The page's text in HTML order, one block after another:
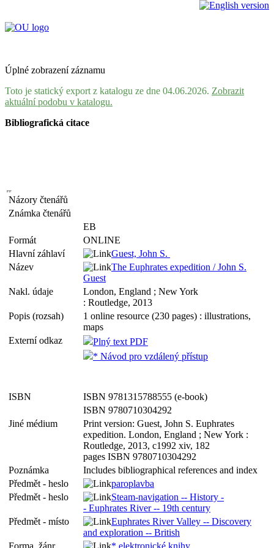
Úplné zobrazení záznamu
Toto je statický export z katalogu ze dne 04.06.2026. Zobrazit
aktuální podobu v katalogu.
Bibliografická citace
Názory čtenářů
Známka čtenářů
EB
Formát
ONLINE
Hlavní záhlaví
Guest, John S.
Název
The Euphrates expedition / John S.
Guest
Nakl. údaje
London, England ; New York
: Routledge, 2013
Popis (rozsah)
1 online resource (230 pages) : illustrations,
maps
Externí odkaz
Plný text PDF
* Návod pro vzdálený přístup
ISBN
ISBN 9781315788555 (e-book)
ISBN 9780710304292
Jiné médium
Print version: Guest, John S. Euphrates
expedition. London, England ; New York :
Routledge, 2013, c1992 xiv, 182
pages ISBN 9780710304292
Poznámka
Includes bibliographical references and index
Předmět - heslo
paroplavba
Předmět - heslo
Steam-navigation -- History -
- Euphrates River -- 19th century
Předmět - místo
Euphrates River Valley -- Discovery
and exploration -- British
Forma, žánr
* elektronické knihy